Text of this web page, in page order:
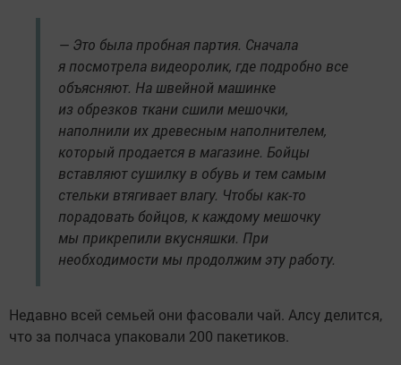
— Это была пробная партия. Сначала
я посмотрела видеоролик, где подробно все
объясняют. На швейной машинке
из обрезков ткани сшили мешочки,
наполнили их древесным наполнителем,
который продается в магазине. Бойцы
вставляют сушилку в обувь и тем самым
стельки втягивает влагу. Чтобы как-то
порадовать бойцов, к каждому мешочку
мы прикрепили вкусняшки. При
необходимости мы продолжим эту работу.
Недавно всей семьей они фасовали чай. Алсу делится,
что за полчаса упаковали 200 пакетиков.